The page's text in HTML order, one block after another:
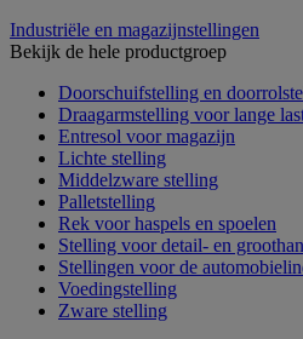
Industriële en magazijnstellingen
Bekijk de hele productgroep
Doorschuifstelling en
Draagarmstelling voor lange
Entresol voor magazijn
Lichte stelling
Middelzware stelling
Palletstelling
Rek voor haspels en spoelen
Stelling voor detail- en
Stellingen voor de
Voedingstelling
Zware stelling